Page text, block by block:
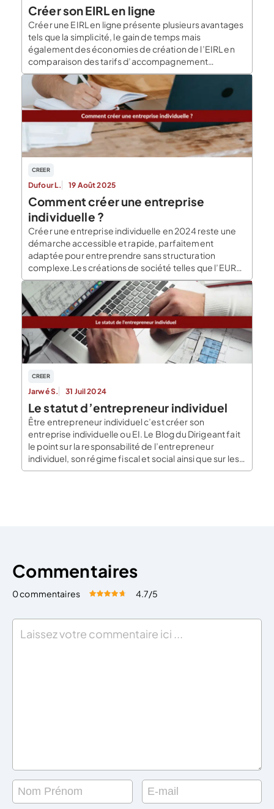
Créer son EIRL en ligne
Créer une EIRL en ligne présente plusieurs avantages
tels que la simplicité, le gain de temps mais
également des économies de création de l’EIRL en
comparaison des tarifs d’accompagnement
proposés par les experts comptables et avocats.
Pour créer et exercer son activité en EIRL, il faut
accomplir toutes les démarches administratives
relatives à son immatriculation […]
CREER
Dufour L. 19 Août 2025
Comment créer une entreprise
individuelle ?
Créer une entreprise individuelle en 2024 reste une
démarche accessible et rapide, parfaitement
adaptée pour entreprendre sans structuration
complexe.Les créations de société telles que l’EURL
ou la SASU sont plus complexes. Depuis la
suppression de l’EIRL, le statut unique d’EI
s’accompagne désormais d’une véritable protection
du patrimoine personnel. Nous vous expliquons ici,
étape par étape, […]
CREER
Jarwé S. 31 Juil 2024
Le statut d’entrepreneur individuel
Être entrepreneur individuel c’est créer son
entreprise individuelle ou EI. Le Blog du Dirigeant fait
le point sur la responsabilité de l’entrepreneur
individuel, son régime fiscal et social ainsi que sur les
démarches à accomplir pour devenir entrepreneur
Commentaires
0 commentaires Évaluez cet article:
4.7/5